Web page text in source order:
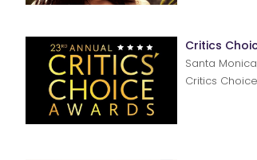
Critics
Santa
Critics